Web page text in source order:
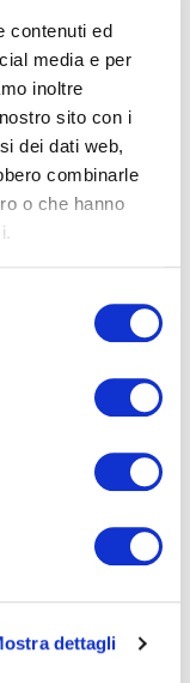
contenuti ed
media e per
inoltre
sito con i
dei dati web,
combinarle
o che hanno
dettagli